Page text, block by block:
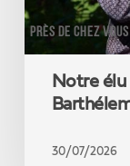
PRÈS DE CHEZ VOUS
Notre élu
30/07/2026